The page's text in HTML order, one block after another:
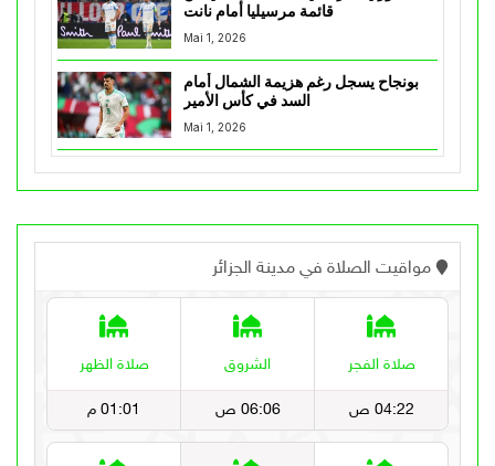
قائمة مرسيليا أمام نانت
Mai 1, 2026
بونجاح يسجل رغم هزيمة الشمال أمام
السد في كأس الأمير
Mai 1, 2026